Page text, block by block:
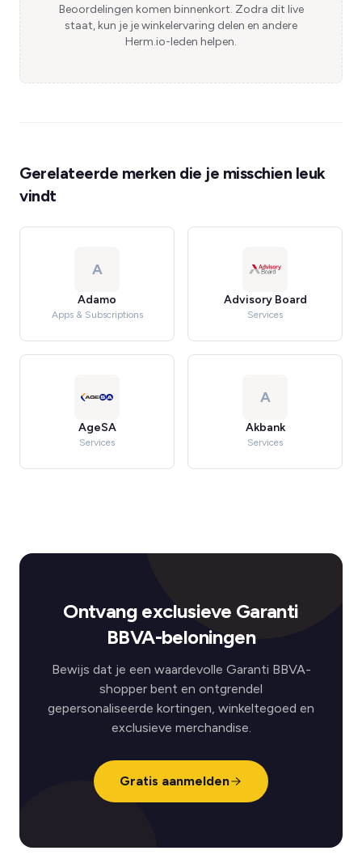
Beoordelingen komen binnenkort. Zodra dit live
staat, kun je je winkelervaring delen en andere
Herm.io-leden helpen.
Gerelateerde merken die je misschien leuk
vindt
A
Adamo
Apps & Subscriptions
Advisory Board
Services
AgeSA
Services
A
Akbank
Services
Ontvang exclusieve Garanti
BBVA-beloningen
Bewijs dat je een waardevolle Garanti BBVA-
shopper bent en ontgrendel
gepersonaliseerde kortingen, winkeltegoed en
exclusieve merchandise.
Gratis aanmelden